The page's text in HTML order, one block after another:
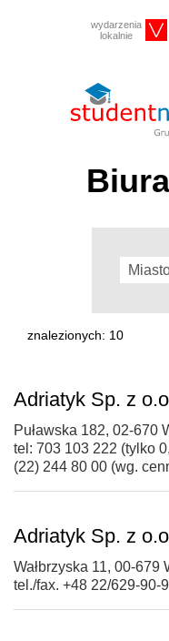
wydarzenia
lokalnie
znalezionych: 10
Adriatyk Sp. z
Puławska 182, 02-670
tel: 703 103 222 (tylko
(22) 244 80 00 (wg.
Adriatyk Sp. z
Wałbrzyska 11, 00-679
tel./fax. +48 22/629-90-